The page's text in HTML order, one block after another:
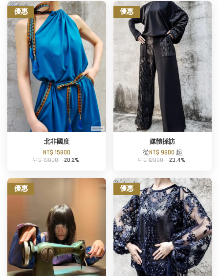
優惠
北非國度
NT$ 15800
NT$ 19800 -20.2%
優惠
媒體採訪
從NT$ 9800 起
NT$ 12800 -23.4%
優惠 優惠